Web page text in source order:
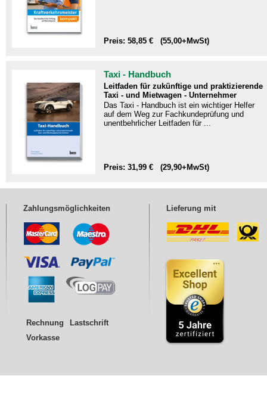
Preis: 58,85 € (55,00+MwSt)
Taxi - Handbuch
Leitfaden für zukünftige und praktizierende
Taxi - und Mietwagen - Unternehmer
Das Taxi - Handbuch ist ein wichtiger Helfer
auf dem Weg zur Fachkundeprüfung und
unentbehrlicher Leitfaden für ...
Preis: 31,99 € (29,90+MwSt)
Zahlungsmöglichkeiten
Rechnung
Lastschrift
Vorkasse
Lieferung mit